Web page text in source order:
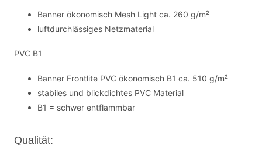
Banner ökonomisch Mesh Light ca. 260 g/m²
luftdurchlässiges Netzmaterial
PVC B1
Banner Frontlite PVC ökonomisch B1 ca. 510 g/m²
stabiles und blickdichtes PVC Material
B1 = schwer entflammbar
Qualität: